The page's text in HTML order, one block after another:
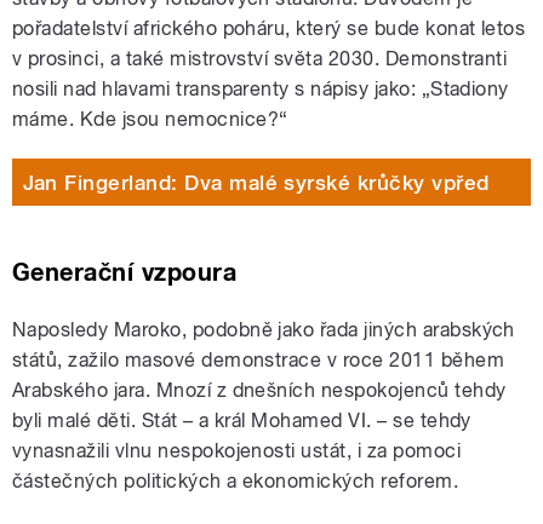
pořadatelství afrického poháru, který se bude konat letos
v prosinci, a také mistrovství světa 2030. Demonstranti
nosili nad hlavami transparenty s nápisy jako: „Stadiony
máme. Kde jsou nemocnice?“
Jan Fingerland: Dva malé syrské krůčky vpřed
Generační vzpoura
Naposledy Maroko, podobně jako řada jiných arabských
států, zažilo masové demonstrace v roce 2011 během
Arabského jara. Mnozí z dnešních nespokojenců tehdy
byli malé děti. Stát – a král Mohamed VI. – se tehdy
vynasnažili vlnu nespokojenosti ustát, i za pomoci
částečných politických a ekonomických reforem.